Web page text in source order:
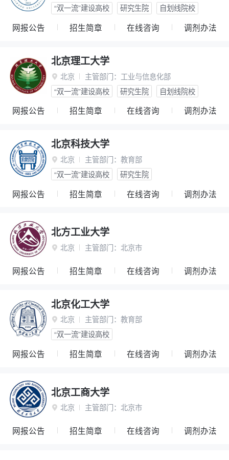
“双一流”建设高校
研究生院 自划线院校
网报公告 招生简章 在线咨询 调剂办法
北京理工大学
 北京 主管部门： 工业与信息化部
“双一流”建设高校
研究生院 自划线院校
网报公告 招生简章 在线咨询 调剂办法
北京科技大学
 北京 主管部门： 教育部
“双一流”建设高校
研究生院
网报公告 招生简章 在线咨询 调剂办法
北方工业大学
 北京 主管部门： 北京市
网报公告 招生简章 在线咨询 调剂办法
北京化工大学
 北京 主管部门： 教育部
“双一流”建设高校
网报公告 招生简章 在线咨询 调剂办法
北京工商大学
 北京 主管部门： 北京市
网报公告 招生简章 在线咨询 调剂办法